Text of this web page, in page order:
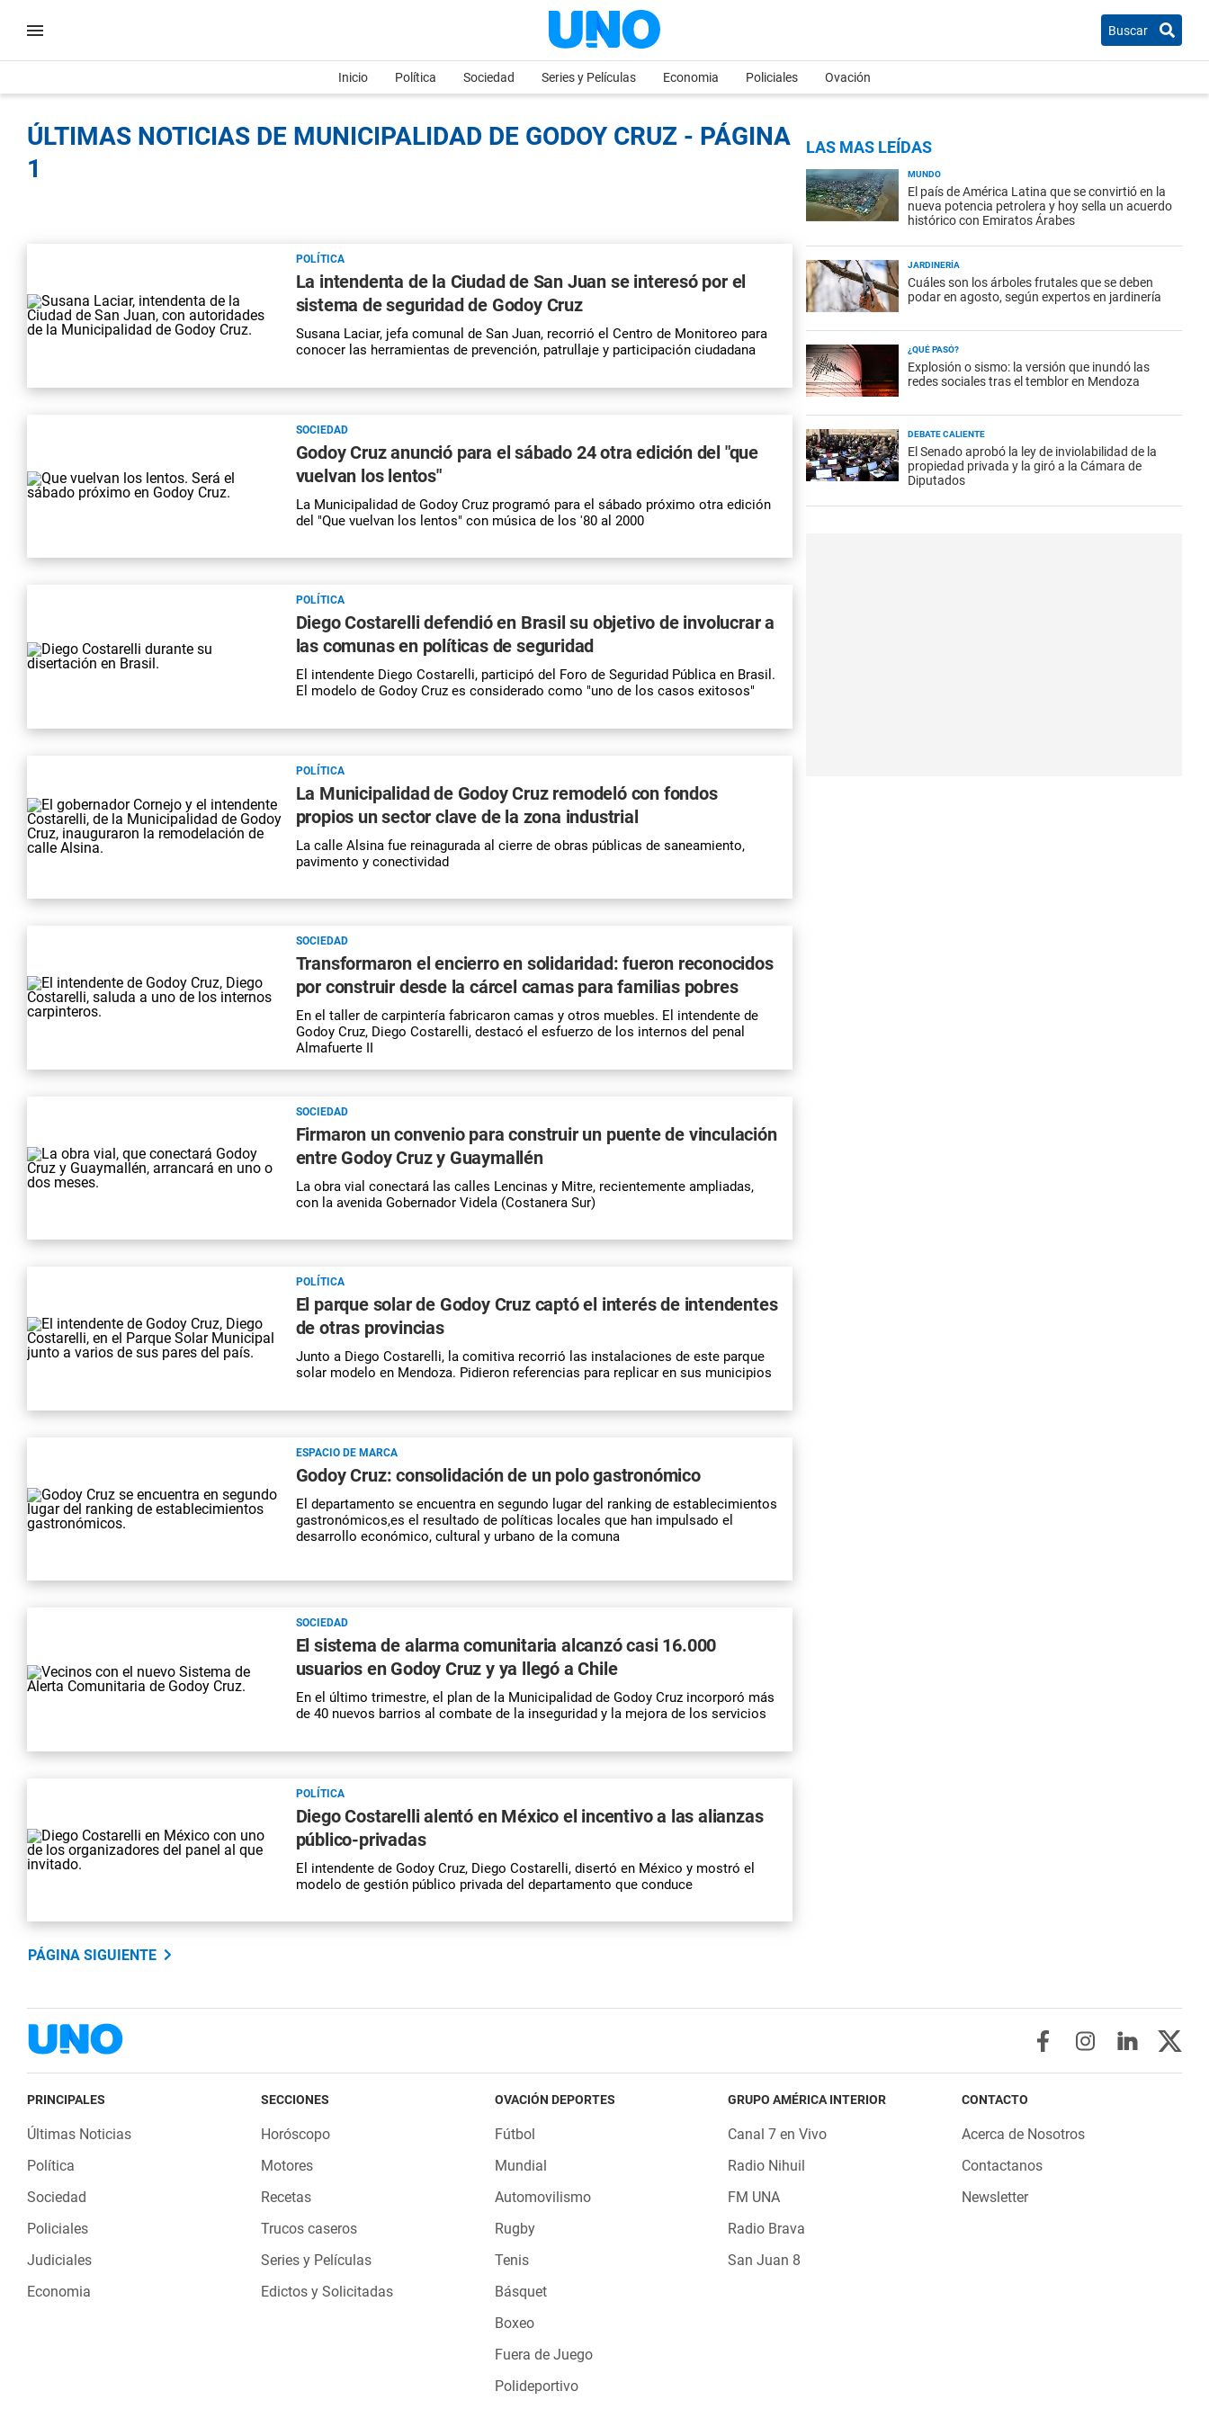
Buscar
Inicio Política Sociedad Series y Películas Economia Policiales Ovación
ÚLTIMAS NOTICIAS DE MUNICIPALIDAD DE GODOY CRUZ - PÁGINA
1
POLÍTICA
La intendenta de la Ciudad de San Juan se interesó por el
sistema de seguridad de Godoy Cruz
Susana Laciar, jefa comunal de San Juan, recorrió el Centro de Monitoreo para
conocer las herramientas de prevención, patrullaje y participación ciudadana
SOCIEDAD
Godoy Cruz anunció para el sábado 24 otra edición del "que
vuelvan los lentos"
La Municipalidad de Godoy Cruz programó para el sábado próximo otra edición
del "Que vuelvan los lentos" con música de los '80 al 2000
POLÍTICA
Diego Costarelli defendió en Brasil su objetivo de involucrar a
las comunas en políticas de seguridad
El intendente Diego Costarelli, participó del Foro de Seguridad Pública en Brasil.
El modelo de Godoy Cruz es considerado como "uno de los casos exitosos"
POLÍTICA
La Municipalidad de Godoy Cruz remodeló con fondos
propios un sector clave de la zona industrial
La calle Alsina fue reinagurada al cierre de obras públicas de saneamiento,
pavimento y conectividad
SOCIEDAD
Transformaron el encierro en solidaridad: fueron reconocidos
por construir desde la cárcel camas para familias pobres
En el taller de carpintería fabricaron camas y otros muebles. El intendente de
Godoy Cruz, Diego Costarelli, destacó el esfuerzo de los internos del penal
Almafuerte II
SOCIEDAD
Firmaron un convenio para construir un puente de vinculación
entre Godoy Cruz y Guaymallén
La obra vial conectará las calles Lencinas y Mitre, recientemente ampliadas,
con la avenida Gobernador Videla (Costanera Sur)
POLÍTICA
El parque solar de Godoy Cruz captó el interés de intendentes
de otras provincias
Junto a Diego Costarelli, la comitiva recorrió las instalaciones de este parque
solar modelo en Mendoza. Pidieron referencias para replicar en sus municipios
ESPACIO DE MARCA
Godoy Cruz: consolidación de un polo gastronómico
El departamento se encuentra en segundo lugar del ranking de establecimientos
gastronómicos,es el resultado de políticas locales que han impulsado el
desarrollo económico, cultural y urbano de la comuna
SOCIEDAD
El sistema de alarma comunitaria alcanzó casi 16.000
usuarios en Godoy Cruz y ya llegó a Chile
En el último trimestre, el plan de la Municipalidad de Godoy Cruz incorporó más
de 40 nuevos barrios al combate de la inseguridad y la mejora de los servicios
POLÍTICA
Diego Costarelli alentó en México el incentivo a las alianzas
público-privadas
El intendente de Godoy Cruz, Diego Costarelli, disertó en México y mostró el
modelo de gestión público privada del departamento que conduce
PÁGINA SIGUIENTE
LAS MAS LEÍDAS
MUNDO
El país de América Latina que se convirtió en la
nueva potencia petrolera y hoy sella un acuerdo
histórico con Emiratos Árabes
JARDINERÍA
Cuáles son los árboles frutales que se deben
podar en agosto, según expertos en jardinería
¿QUÉ PASÓ?
Explosión o sismo: la versión que inundó las
redes sociales tras el temblor en Mendoza
DEBATE CALIENTE
El Senado aprobó la ley de inviolabilidad de la
propiedad privada y la giró a la Cámara de
Diputados
PRINCIPALES
Últimas Noticias
Política
Sociedad
Policiales
Judiciales
Economia
SECCIONES
Horóscopo
Motores
Recetas
Trucos caseros
Series y Películas
Edictos y Solicitadas
OVACIÓN DEPORTES
Fútbol
Mundial
Automovilismo
Rugby
Tenis
Básquet
Boxeo
Fuera de Juego
Polideportivo
GRUPO AMÉRICA INTERIOR
Canal 7 en Vivo
Radio Nihuil
FM UNA
Radio Brava
San Juan 8
CONTACTO
Acerca de Nosotros
Contactanos
Newsletter